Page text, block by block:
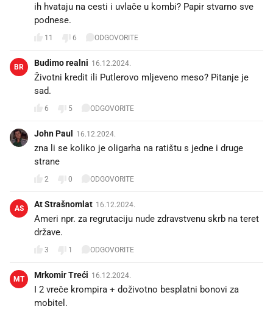
ih hvataju na cesti i uvlače u kombi? Papir stvarno sve
podnese.
11 6 ODGOVORITE
BR Budimo realni 16.12.2024.
Životni kredit ili Putlerovo mljeveno meso? Pitanje je
sad.
6 5 ODGOVORITE
John Paul 16.12.2024.
zna li se koliko je oligarha na ratištu s jedne i druge
strane
2 0 ODGOVORITE
AS At Strašnomlat 16.12.2024.
Ameri npr. za regrutaciju nude zdravstvenu skrb na teret
države.
3 1 ODGOVORITE
MT Mrkomir Treći 16.12.2024.
I 2 vreče krompira + doživotno besplatni bonovi za
mobitel.